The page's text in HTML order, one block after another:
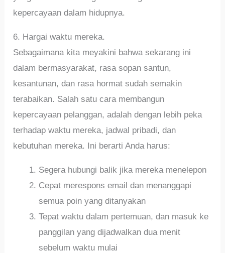
kepercayaan dalam hidupnya.
6. Hargai waktu mereka.
Sebagaimana kita meyakini bahwa sekarang ini
dalam bermasyarakat, rasa sopan santun,
kesantunan, dan rasa hormat sudah semakin
terabaikan. Salah satu cara membangun
kepercayaan pelanggan, adalah dengan lebih peka
terhadap waktu mereka, jadwal pribadi, dan
kebutuhan mereka. Ini berarti Anda harus:
Segera hubungi balik jika mereka menelepon
Cepat merespons email dan menanggapi
semua poin yang ditanyakan
Tepat waktu dalam pertemuan, dan masuk ke
panggilan yang dijadwalkan dua menit
sebelum waktu mulai